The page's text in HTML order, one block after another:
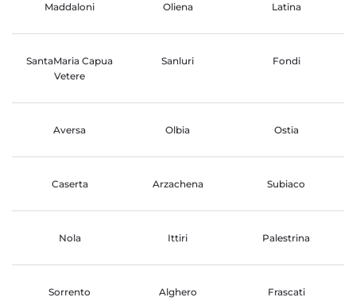
Maddaloni Oliena Latina
SantaMaria Capua
Vetere
Sanluri Fondi
Aversa Olbia Ostia
Caserta Arzachena Subiaco
Nola Ittiri Palestrina
Sorrento Alghero Frascati